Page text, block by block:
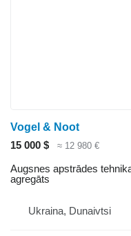
Vogel & Noot
15 000 $
≈ 12 980 €
Augsnes apstrādes
agregāts
Ukraina, Dunaivtsi